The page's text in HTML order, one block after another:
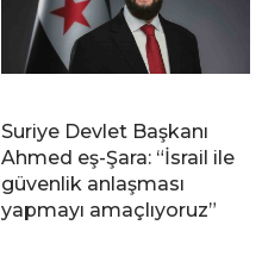
Suriye Devlet Başkanı
Ahmed eş-Şara: “İsrail ile
güvenlik anlaşması
yapmayı amaçlıyoruz”